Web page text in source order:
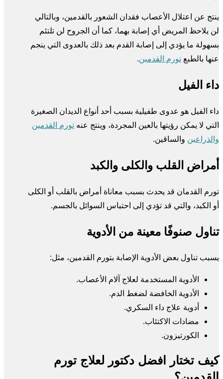
ينتج عن اعتلال الأعصاب فقدان الشعور بالقدمين، وبالتالي
لن يلاحظ المريض أي إصابة بهما، كما أن الجروح لن تلتئم
بسهولة ما يؤدي إلى إصابة القدم بعد ذلك بالعدوى التي ينجم
عنها بالطبع تورم القدمين.
داء الفيل
داء الفيل هو عدوى طفيلية بسبب أحد أنواع الديدان الصغيرة
التي لا يمكن رؤيتها بالعين المجردة، وينتج عنه تورم القدمين
والذراعين والساقين.
أمراض القلب والكلى والكبد
تورم القدمان قد يحدث بسبب معاناة أمراض بالقلب أو الكلى
أو الكبد، والتي قد تؤدي إلى احتباس السوائل بالجسم.
تناول صنوفًا معينة من الأدوية
يسبب تناول بعض الأدوية الإصابة بتورم القدمين، مثل:
الأدوية المستخدمة لعلاج آلام الأعصاب.
الأدوية الخافضة لضغط الدم.
أدوية علاج داء السكري.
مضادات الاكتئاب.
الكورتيزون.
كيف تختار افضل دكتور لعلاج تورم